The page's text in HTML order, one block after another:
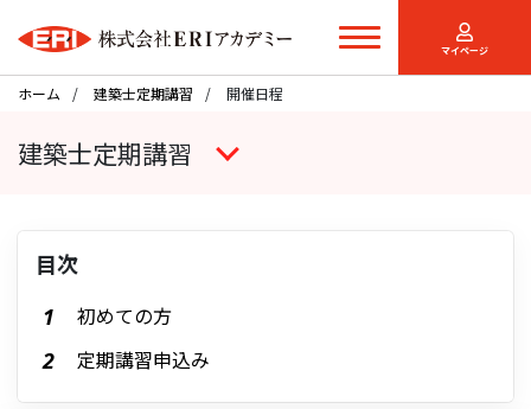
マイページ
ホーム 建築士定期講習 開催日程
建築士定期講習
目次
初めての方
定期講習申込み